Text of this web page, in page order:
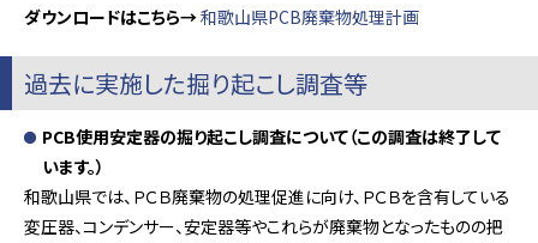
ダウンロードはこちら→和歌山県PCB廃棄物処理計画
過去に実施した掘り起こし調査等
PCB使用安定器の掘り起こし調査について（この調査は終了して
います。）
和歌山県では、ＰＣＢ廃棄物の処理促進に向け、ＰＣＢを含有している
変圧器、コンデンサー、安定器等やこれらが廃棄物となったものの把